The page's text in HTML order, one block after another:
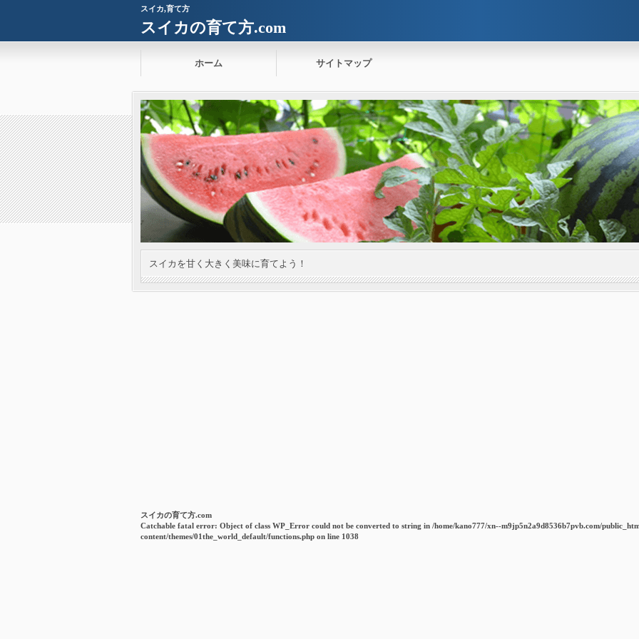
スイカ,育て方
スイカの育て方.com
ホーム サイトマップ
スイカを甘く大きく美味に育てよう！
スイカの育て方.com
Catchable fatal error: Object of class WP_Error could not be converted to string in /home/kano777/xn--m9jp5n2a9d8536b7pvb.com/
content/themes/01the_world_default/functions.php on line 1038